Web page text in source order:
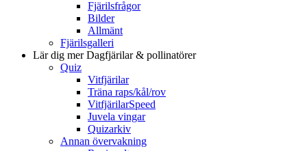
Fjärilsfrågor
Bilder
Allmänt
Fjärilsgalleri
Lär dig merDagfjärilar & pollinatörer
Quiz
Vitfjärilar
Träna raps/kål/rov
VitfjärilarSpeed
Juvela vingar
Quizarkiv
Annan övervakning